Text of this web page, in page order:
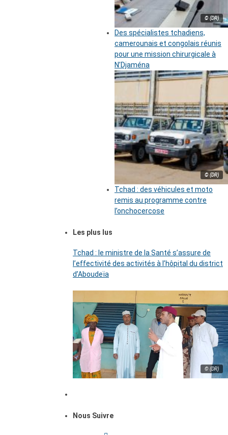
© (DR)
Des spécialistes tchadiens,
camerounais et congolais réunis
pour une mission chirurgicale à
N’Djaména
© (DR)
Tchad : des véhicules et moto
remis au programme contre
l’onchocercose
Les plus lus
Tchad : le ministre de la Santé s’assure de
l’effectivité des activités à l’hôpital du district
d’Aboudeïa
© (DR)
Nous Suivre